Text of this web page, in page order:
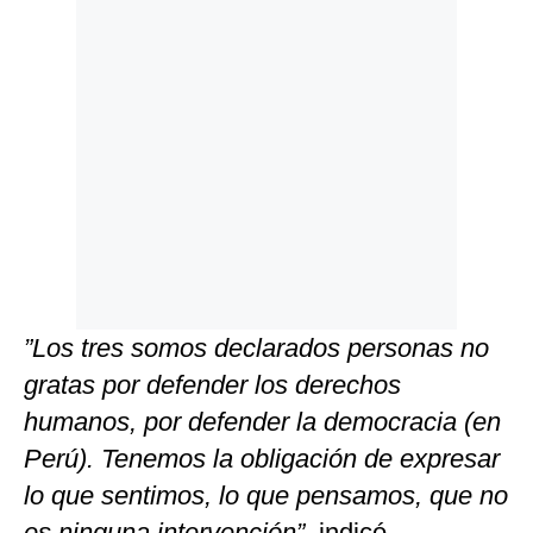
”Los tres somos declarados personas no
gratas por defender los derechos
humanos, por defender la democracia (en
Perú). Tenemos la obligación de expresar
lo que sentimos, lo que pensamos, que no